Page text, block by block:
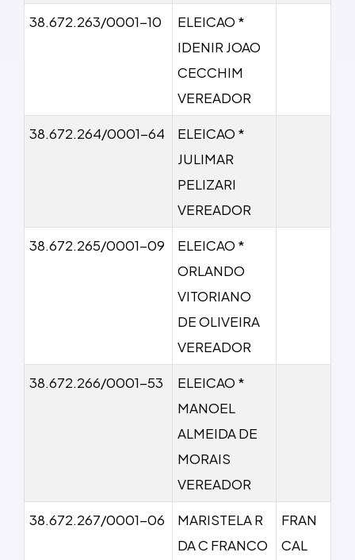
38.672.263/0001-10
ELEICAO *
IDENIR JOAO
CECCHIM
VEREADOR
38.672.264/0001-64
ELEICAO *
JULIMAR
PELIZARI
VEREADOR
38.672.265/0001-09
ELEICAO *
ORLANDO
VITORIANO
DE OLIVEIRA
VEREADOR
38.672.266/0001-53
ELEICAO *
MANOEL
ALMEIDA DE
MORAIS
VEREADOR
38.672.267/0001-06
MARISTELA R
DA C FRANCO
FRAN
CAL